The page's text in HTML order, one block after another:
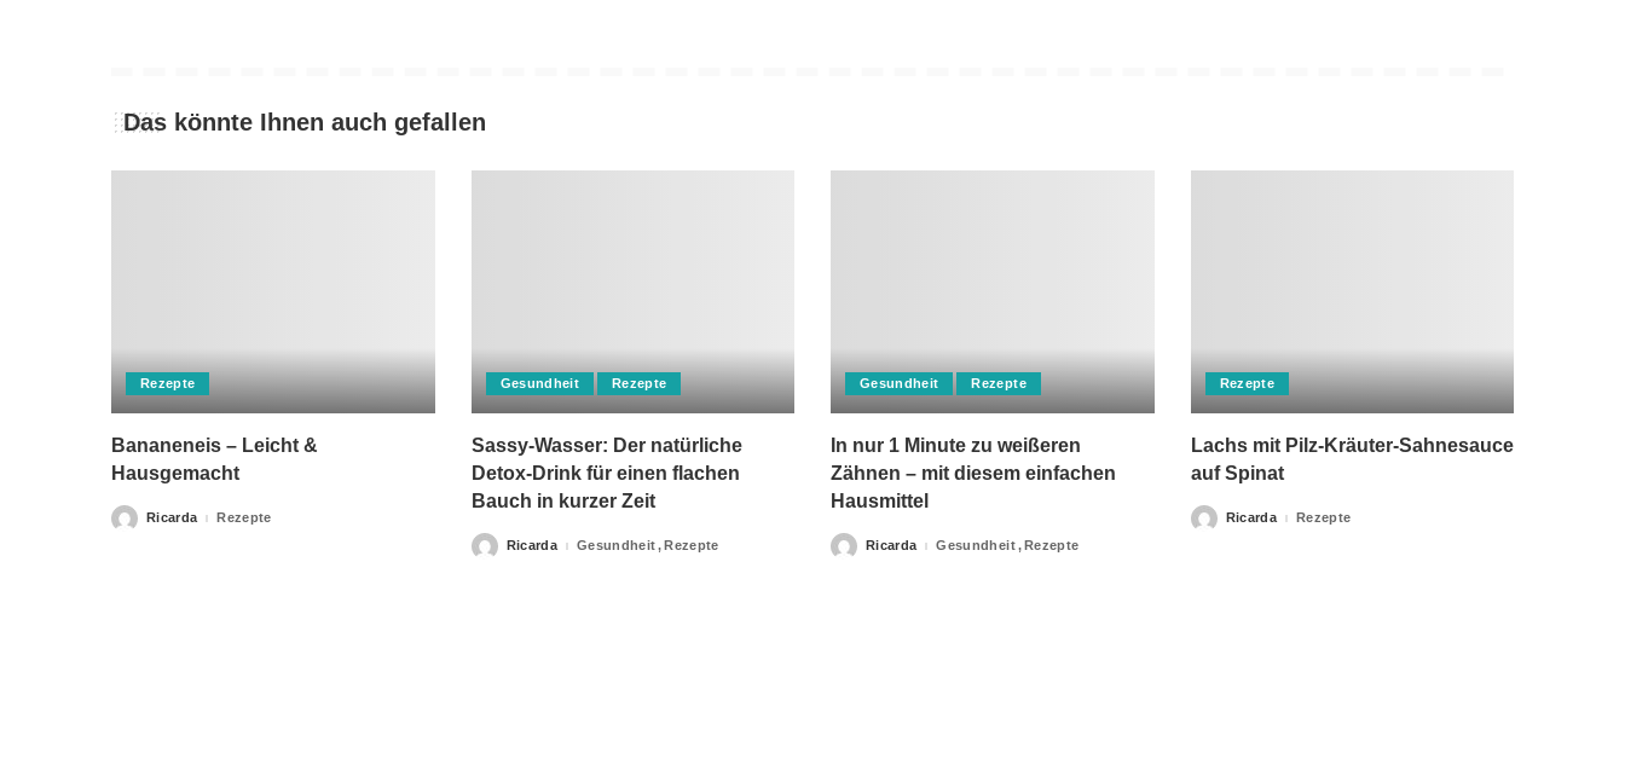
Das könnte Ihnen auch gefallen
Rezepte
Bananeneis – Leicht &
Hausgemacht
PostedRicarda Rezepte
Gesundheit Rezepte
Sassy-Wasser: Der natürliche
Detox-Drink für einen flachen
Bauch in kurzer Zeit
PostedRicarda Gesundheit Rezepte
Gesundheit Rezepte
In nur 1 Minute zu weißeren
Zähnen – mit diesem einfachen
Hausmittel
PostedRicarda Gesundheit Rezepte
Rezepte
Lachs mit Pilz-Kräuter-Sahnesauce
auf Spinat
PostedRicarda Rezepte